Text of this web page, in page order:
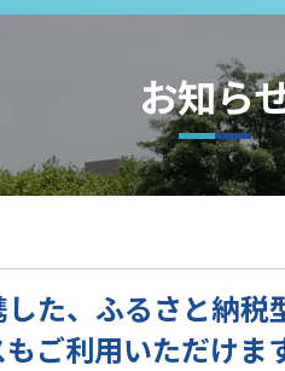
お知ら
た、ふるさと納
ご利用いただけま